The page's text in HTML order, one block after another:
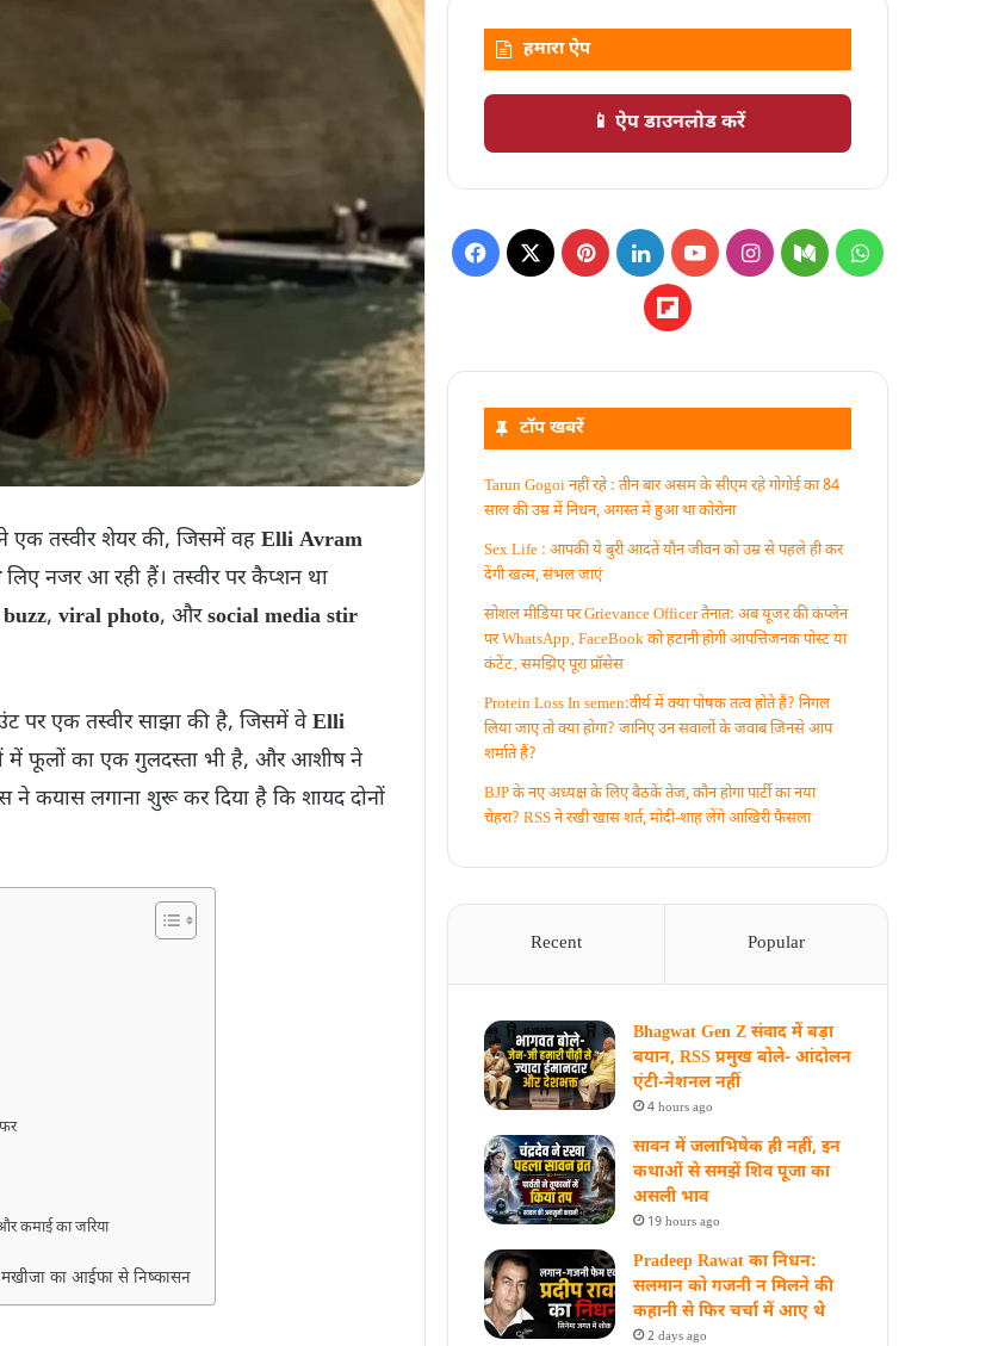
एक तस्वीर शेयर की, जिसमें वह Elli Avram
लिए नजर आ रही हैं। तस्वीर पर कैप्शन था
, viral photo, औरsocial media stir
पर एक तस्वीर साझा की है, जिसमें वेElli
में फूलों का एक गुलदस्ता भी है, और आशीष ने
कयास लगाना शुरू कर दिया है कि शायद दोनों
कमाई का जरिया
मखीजा का आईफा से निष्कासन
हमारा ऐप
📱 ऐप डाउनलोड करें
टॉप खबरें
Tarun Gogoi नहीं रहे : तीन बार असम के सीएम रहे गोगोई का 84
साल की उम्र में निधन, अगस्त में हुआ था कोरोना
Sex Life : आपकी ये बुरी आदतें याैन जीवन को उम्र से पहले ही कर
देंगी खत्म, संभल जाएं
सोशल मीडिया पर Grievance Officer तैनात: अब यूजर की कंप्लेन
पर WhatsApp‚ FaceBook को हटानी होगी आपत्तिजनक पोस्ट या
कंटेंट‚ समझिए पूरा प्रॉसेस
Protein Loss In semen:वीर्य में क्या पोषक तत्व होते हैं? निगल
लिया जाए तो क्या होगा? जानिए उन सवालों के जवाब जिनसे आप
शर्माते हैं?
BJP के नए अध्यक्ष के लिए बैठकें तेज, कौन होगा पार्टी का नया
चेहरा? RSS ने रखी खास शर्त, मोदी-शाह लेंगे आखिरी फैसला
Recent Popular
Bhagwat Gen Z संवाद में बड़ा
बयान, RSS प्रमुख बोले- आंदोलन
एंटी-नेशनल नहीं
4 hours ago
सावन में जलाभिषेक ही नहीं, इन
कथाओं से समझें शिव पूजा का
असली भाव
19 hours ago
Pradeep Rawat का निधन:
सलमान को गजनी न मिलने की
कहानी से फिर चर्चा में आए थे
2 days ago